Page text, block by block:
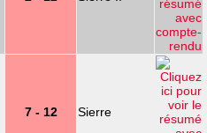
7 - 12 Sierre